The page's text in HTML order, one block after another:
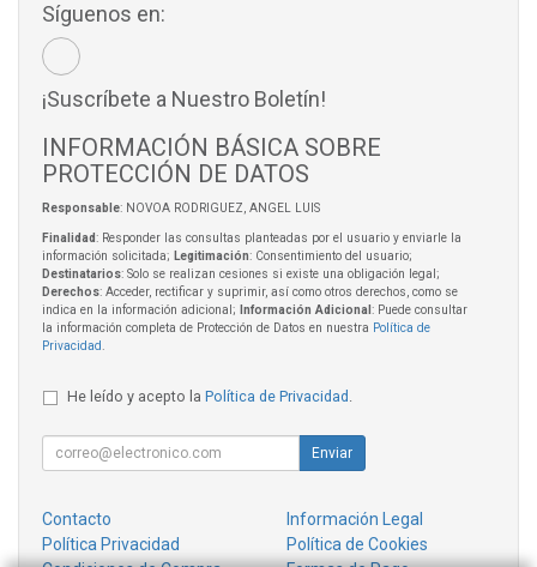
Síguenos en:
¡Suscríbete a Nuestro Boletín!
INFORMACIÓN BÁSICA SOBRE
PROTECCIÓN DE DATOS
Responsable: NOVOA RODRIGUEZ, ANGEL LUIS
Finalidad: Responder las consultas planteadas por el usuario y enviarle la
información solicitada; Legitimación: Consentimiento del usuario;
Destinatarios: Solo se realizan cesiones si existe una obligación legal;
Derechos: Acceder, rectificar y suprimir, así como otros derechos, como se
indica en la información adicional;
Información Adicional : Puede consultar
la información completa de Protección de Datos en nuestra Política de
Privacidad .
He leído y acepto la Política de Privacidad .
Enviar
Contacto
Información Legal
Política Privacidad
Política de Cookies